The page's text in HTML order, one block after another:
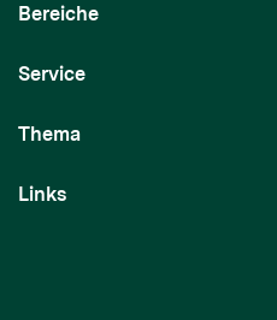
Bereiche
Service
Thema
Links